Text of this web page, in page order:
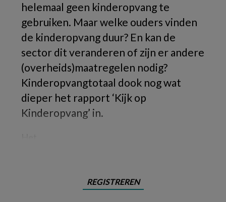
helemaal geen kinderopvang te
gebruiken. Maar welke ouders vinden
de kinderopvang duur? En kan de
sector dit veranderen of zijn er andere
(overheids)maatregelen nodig?
Kinderopvangtotaal dook nog wat
dieper het rapport ‘Kijk op
Kinderopvang’ in.
REGISTREREN